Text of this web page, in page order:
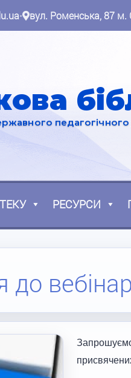
• вул. Роменська, 87 м.
педагогічного
РЕСУРСИ
до